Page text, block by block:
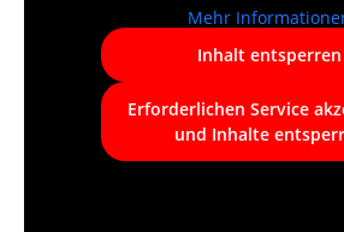
Mehr
Inhalt entsperren
Erforderlichen Service
und Inhalte